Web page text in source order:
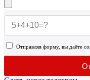
Отправляя форму, вы даёте